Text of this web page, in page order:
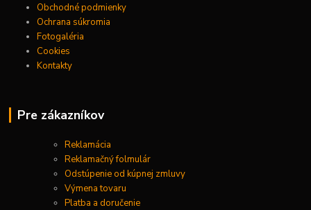
Obchodné podmienky
Ochrana súkromia
Fotogaléria
Cookies
Kontakty
Pre zákazníkov
Reklamácia
Reklamačný folmulár
Odstúpenie od kúpnej zmluvy
Výmena tovaru
Platba a doručenie